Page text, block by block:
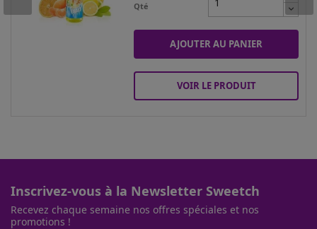
Qté
AJOUTER AU PANIER
VOIR LE PRODUIT
Inscrivez-vous à la Newsletter Sweetch
Recevez chaque semaine nos offres spéciales et nos
promotions !